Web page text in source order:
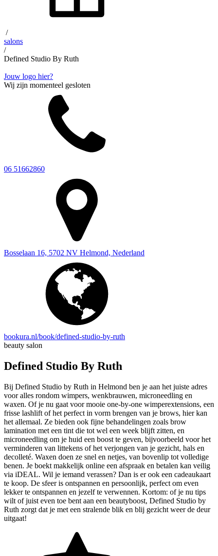
/
salons
/
Defined Studio By Ruth
Jouw logo hier?
Wij zijn momenteel gesloten
06 51662860
Bosselaan 16, 5702 NV Helmond, Nederland
bookura.nl/book/defined-studio-by-ruth
beauty salon
Defined Studio By Ruth
Bij Defined Studio by Ruth in Helmond ben je aan het juiste adres
voor alles rondom wimpers, wenkbrauwen, microneedling en
waxen. Of je nu gaat voor mooie one-by-one wimperextensions, een
frisse lashlift of het perfect in vorm brengen van je brows, hier kan
het allemaal. Ze bieden ook fijne behandelingen zoals brow
lamination met een tint die tot wel een week blijft zitten, en
microneedling om je huid een boost te geven, bijvoorbeeld voor het
verminderen van littekens of het verjongen van je gezicht, hals en
decolleté. Waxen doen ze snel en netjes, van bovenlip tot volledige
benen. Je boekt makkelijk online een afspraak en betalen kan veilig
via iDEAL. Wil je iemand verassen? Dan is er ook een cadeaukaart
te koop. De sfeer is ontspannen en persoonlijk, perfect om even
lekker te ontspannen en jezelf te verwennen. Kortom: of je nu tips
wilt of juist even toe bent aan een beautyboost, Defined Studio by
Ruth zorgt dat je met een stralende blik en blij gezicht weer de deur
uitgaat!